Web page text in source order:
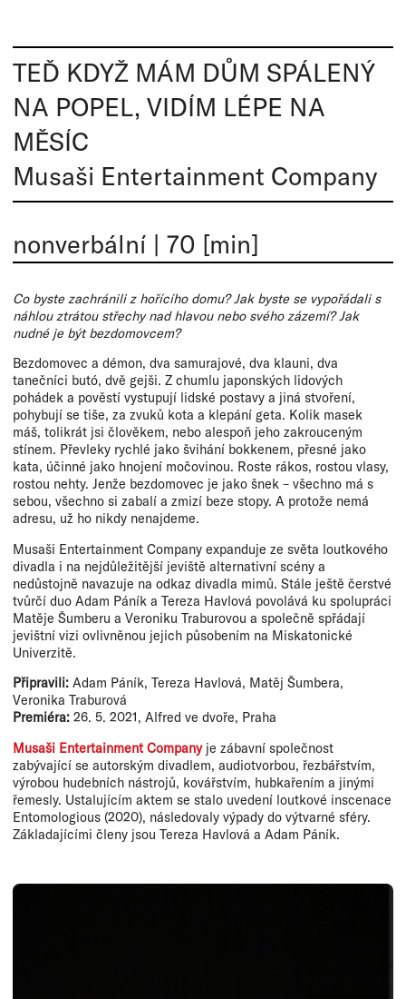
TEĎ KDYŽ MÁM DŮM SPÁLENÝ
NA POPEL, VIDÍM LÉPE NA
MĚSÍC
Musaši Entertainment Company
nonverbální | 70 [min]
Co byste zachránili z hořícího domu? Jak byste se vypořádali s
náhlou ztrátou střechy nad hlavou nebo svého zázemí? Jak
nudné je být bezdomovcem?
Bezdomovec a démon, dva samurajové, dva klauni, dva
tanečníci butó, dvě gejši. Z chumlu japonských lidových
pohádek a pověstí vystupují lidské postavy a jiná stvoření,
pohybují se tiše, za zvuků kota a klepání geta. Kolik masek
máš, tolikrát jsi člověkem, nebo alespoň jeho zakrouceným
stínem. Převleky rychlé jako švihání bokkenem, přesné jako
kata, účinné jako hnojení močovinou. Roste rákos, rostou vlasy,
rostou nehty. Jenže bezdomovec je jako šnek – všechno má s
sebou, všechno si zabalí a zmizí beze stopy. A protože nemá
adresu, už ho nikdy nenajdeme.
Musaši Entertainment Company expanduje ze světa loutkového
divadla i na nejdůležitější jeviště alternativní scény a
nedůstojně navazuje na odkaz divadla mimů. Stále ještě čerstvé
tvůrčí duo Adam Páník a Tereza Havlová povolává ku spolupráci
Matěje Šumberu a Veroniku Traburovou a společně spřádají
jevištní vizi ovlivněnou jejich působením na Miskatonické
Univerzitě.
Připravili: Adam Páník, Tereza Havlová, Matěj Šumbera,
Veronika Traburová
Premiéra: 26. 5. 2021, Alfred ve dvoře, Praha
Musaši Entertainment Companyje zábavní společnost
zabývající se autorským divadlem, audiotvorbou, řezbářstvím,
výrobou hudebních nástrojů, kovářstvím, hubkařením a jinými
řemesly. Ustalujícím aktem se stalo uvedení loutkové inscenace
Entomologious (2020), následovaly výpady do výtvarné sféry.
Základajícími členy jsou Tereza Havlová a Adam Páník.